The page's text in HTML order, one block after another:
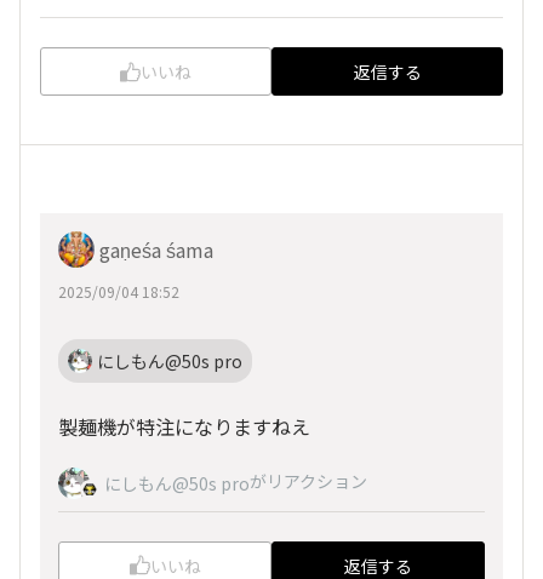
いいね 返信する
gaṇeśa śama
2025/09/04 18:52
にしもん@50s pro
製麺機が特注になりますねえ
にしもん@50s proがリアクション
いいね 返信する